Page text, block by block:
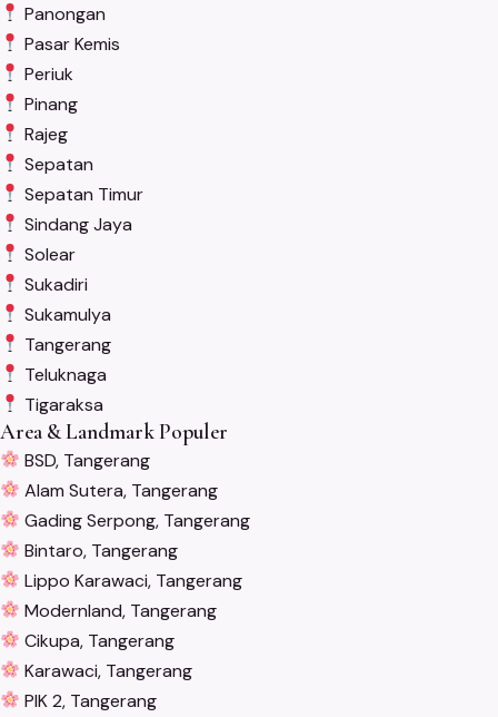
Panongan
Pasar Kemis
Periuk
Pinang
Rajeg
Sepatan
Sepatan Timur
Sindang Jaya
Solear
Sukadiri
Sukamulya
Tangerang
Teluknaga
Tigaraksa
Area & Landmark Populer
BSD, Tangerang
Alam Sutera, Tangerang
Gading Serpong, Tangerang
Bintaro, Tangerang
Lippo Karawaci, Tangerang
Modernland, Tangerang
Cikupa, Tangerang
Karawaci, Tangerang
PIK 2, Tangerang